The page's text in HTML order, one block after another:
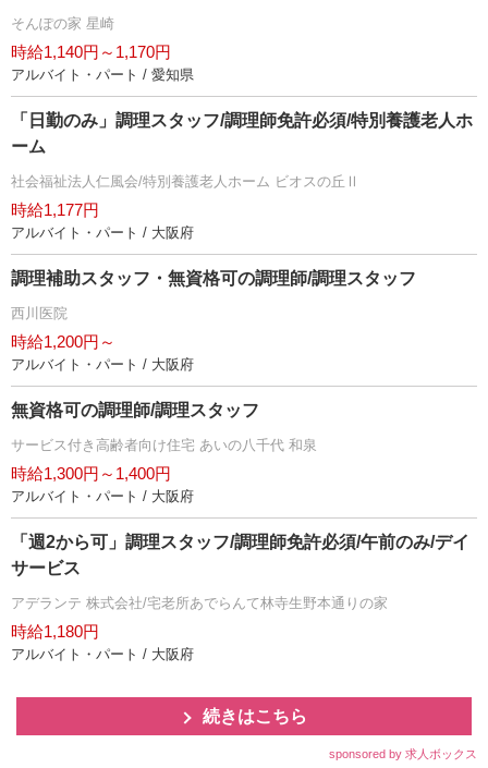
そんぽの家 星崎
時給1,140円～1,170円
アルバイト・パート / 愛知県
「日勤のみ」調理スタッフ/調理師免許必須/特別養護老人ホ
ーム
社会福祉法人仁風会/特別養護老人ホーム ビオスの丘Ⅱ
時給1,177円
アルバイト・パート / 大阪府
調理補助スタッフ・無資格可の調理師/調理スタッフ
西川医院
時給1,200円～
アルバイト・パート / 大阪府
無資格可の調理師/調理スタッフ
サービス付き高齢者向け住宅 あいの八千代 和泉
時給1,300円～1,400円
アルバイト・パート / 大阪府
「週2から可」調理スタッフ/調理師免許必須/午前のみ/デイ
サービス
アデランテ 株式会社/宅老所あでらんて林寺生野本通りの家
時給1,180円
アルバイト・パート / 大阪府
続きはこちら
sponsored by 求人ボックス